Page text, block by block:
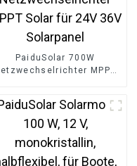
PaiduSolar 700W
MPPT